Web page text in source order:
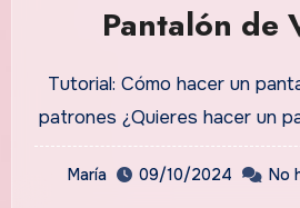
Tutorial: Cómo hacer un pantalón de verano sin
patrones ¿Quieres hacer un
María 09/10/2024 No